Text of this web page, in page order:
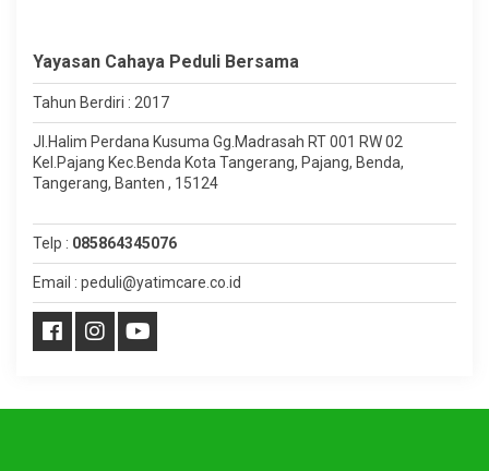
Yayasan Cahaya Peduli Bersama
Tahun Berdiri : 2017
Jl.Halim Perdana Kusuma Gg.Madrasah RT 001 RW 02
Kel.Pajang Kec.Benda Kota Tangerang, Pajang, Benda,
Tangerang, Banten , 15124
Telp : 085864345076
Email : peduli@yatimcare.co.id